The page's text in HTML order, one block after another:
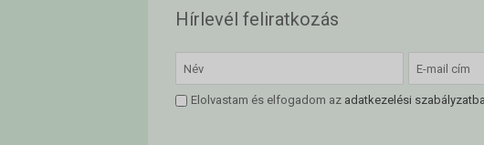
Hírlevél feliratkozás
Elolvastam és elfogadom az adatkezelési